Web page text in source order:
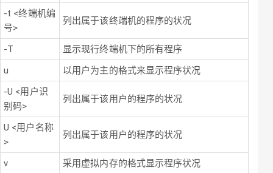
-t <终端机编
号>
列出属于该终端机的程序的状况
-T
显示现行终端机下的所有程序
u
以用户为主的格式来显示程序状况
-U <用户识
别码>
列出属于该用户的程序的状况
U <用户名称
>
列出属于该用户的程序的状况
v
采用虚拟内存的格式显示程序状况